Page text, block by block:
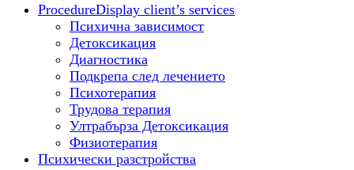
ProcedureDisplay client’s services
Психична зависимост
Детоксикация
Диагностика
Подкрепа след лечението
Психотерапия
Трудова терапия
Ултрабърза Детоксикация
Физиотерапия
Психически разстройства